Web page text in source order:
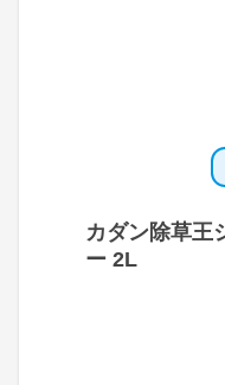
カダン除草王
ー 2L